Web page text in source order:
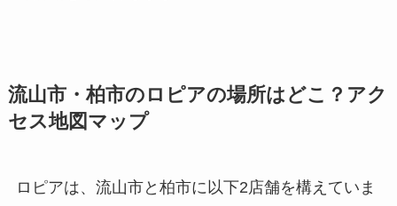
流山市・柏市のロピアの場所はどこ？アク
セス地図マップ
ロピアは、流山市と柏市に以下2店舗を構えていま